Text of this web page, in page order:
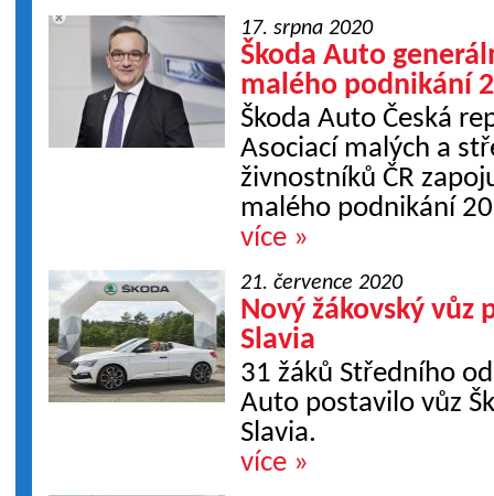
17. srpna 2020
Škoda Auto
malého podnikání
Škoda Auto Česká
Asociací malých a
živnostníků ČR
malého podnikání
více »
21. července 2020
Nový žákovský vůz
Slavia
31 žáků Středního
Auto postavilo vůz
Slavia.
více »